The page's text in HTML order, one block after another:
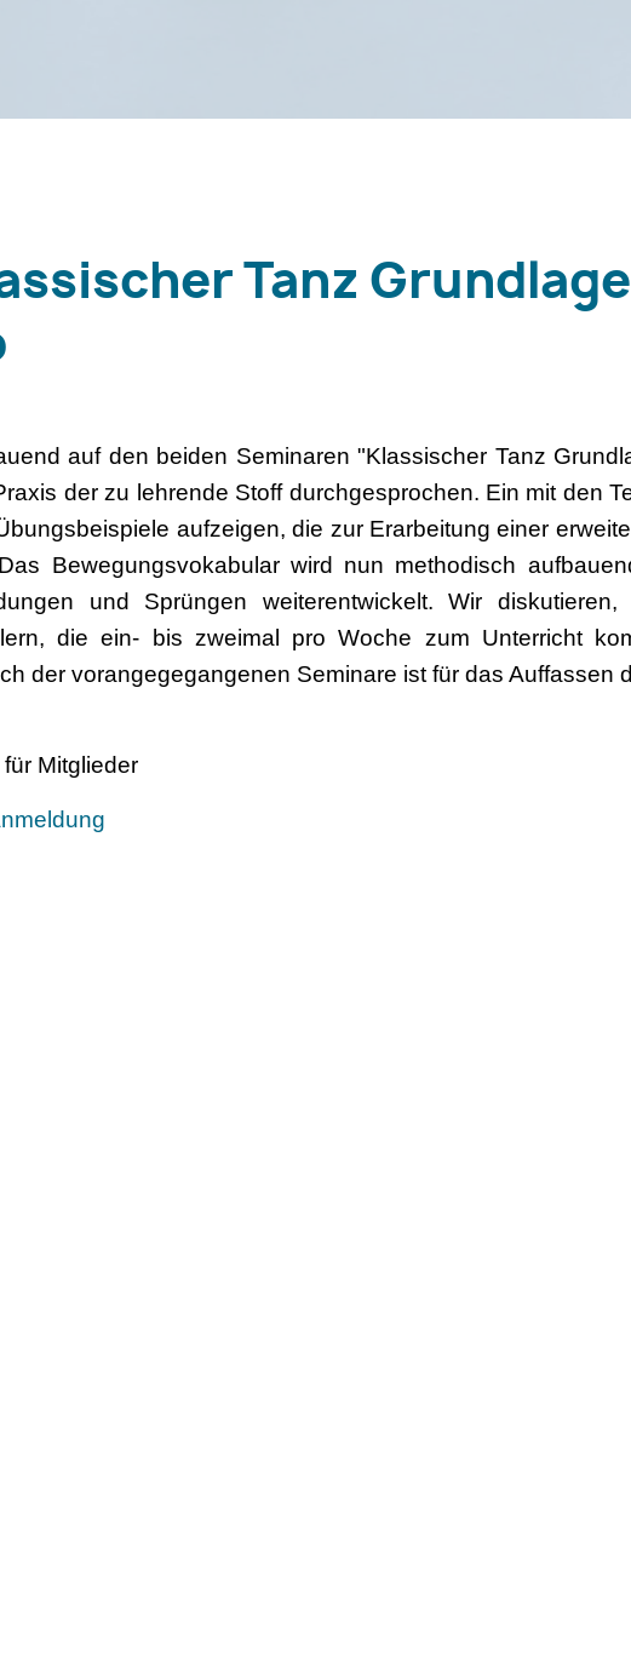
Tanz
auf den beiden Seminaren "Klassischer Tanz
der zu lehrende Stoff durchgesprochen. Ein mit den
aufzeigen, die zur Erarbeitung einer
Bewegungsvokabular wird nun methodisch
und Sprüngen weiterentwickelt. Wir
die ein- bis zweimal pro Woche zum Unterricht
der vorangegegangenen Seminare ist für das Auffassen
Mitglieder